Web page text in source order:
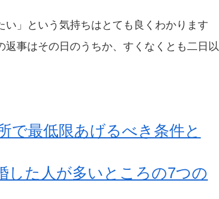
い」という気持ちはとても良くわかります
事はその日のうちか、すくなくとも二日以
で最低限あげるべき条件と
した人が多いところの7つの